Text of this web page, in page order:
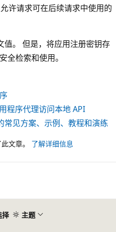
许请求可在后续请求中使用的
值。 但是，将应用注册密钥存
全检索和使用。
程序代理访问本地 API
见方案、示例、教程和演练
文章。 了解详细信息
择 主题